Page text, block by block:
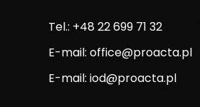
Tel.: +48 22 699 71 32
E-mail: office@proacta.pl
E-mail: iod@proacta.pl